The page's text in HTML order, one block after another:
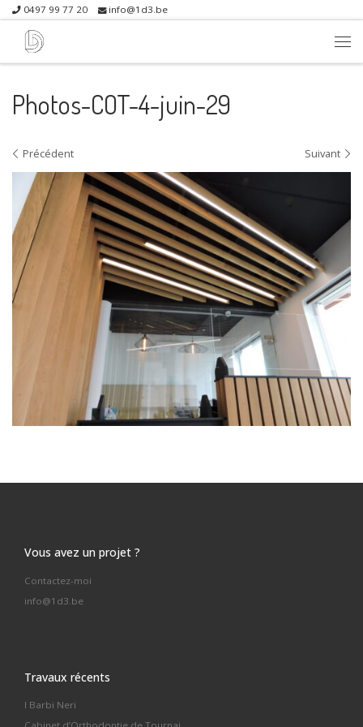
Skip to content
0497 99 77 20 info@1d3.be
Photos-COT-4-juin-29
Navigation dans les images
Précédent Suivant
Vous avez un projet ?
Contactez-moi
info@1d3.be
Travaux récents
I Barbi Neri